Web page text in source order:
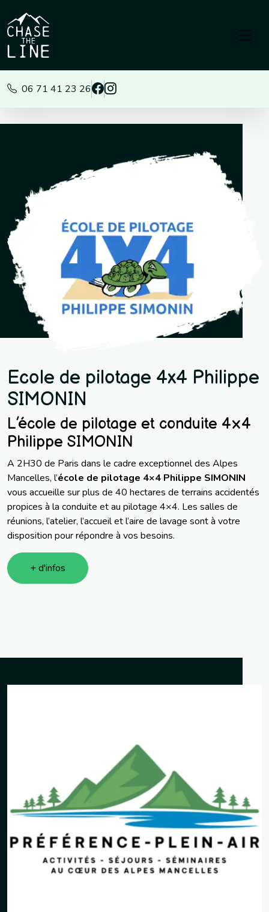
06 71 41 23 26
Ecole de pilotage 4x4 Philippe
SIMONIN
L’école de pilotage et conduite 4×4
Philippe SIMONIN
A 2H30 de Paris dans le cadre exceptionnel des Alpes
Mancelles, l’école de pilotage 4×4 Philippe SIMONIN
vous accueille sur plus de 40 hectares de terrains accidentés
propices à la conduite et au pilotage 4×4. Les salles de
réunions, l’atelier, l’accueil et l’aire de lavage sont à votre
disposition pour répondre à vos besoins.
+ d'infos